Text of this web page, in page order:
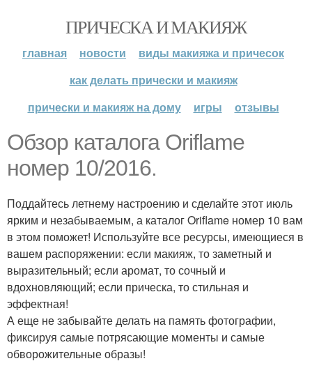
ПРИЧЕСКА И МАКИЯЖ
главная новости
виды макияжа и причесок
как делать прически и макияж
прически и макияж на дому
игры отзывы
Обзор каталога Oriflame
номер 10/2016.
Поддайтесь летнему настроению и сделайте этот июль
ярким и незабываемым, а каталог Oriflame номер 10 вам
в этом поможет! Используйте все ресурсы, имеющиеся в
вашем распоряжении: если макияж, то заметный и
выразительный; если аромат, то сочный и
вдохновляющий; если прическа, то стильная и
эффектная!
А еще не забывайте делать на память фотографии,
фиксируя самые потрясающие моменты и самые
обворожительные образы!